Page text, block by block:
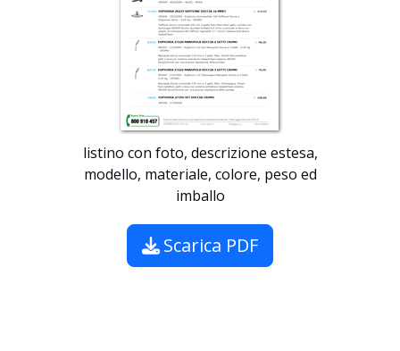
listino con foto, descrizione estesa,
modello, materiale, colore, peso ed
imballo
Scarica PDF